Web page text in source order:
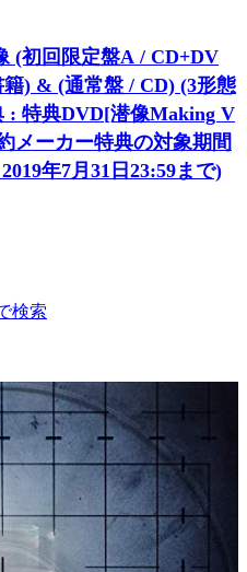
(初回限定盤A / CD+DV
) & (通常盤 / CD) (3形態
: 特典DVD[潜像Making V
メーカー特典の対象期間
年7月31日23:59まで)
検索